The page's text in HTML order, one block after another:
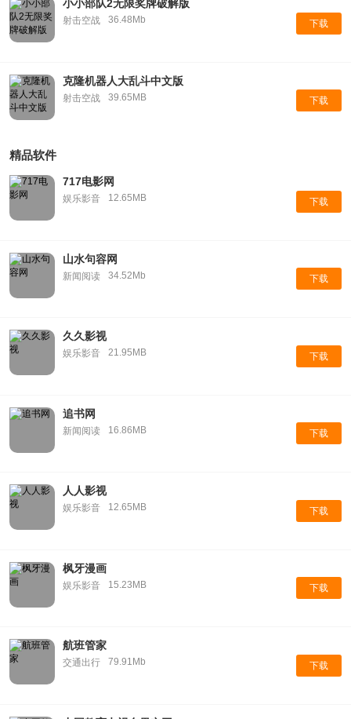
小小部队2无限奖牌破解版
射击空战 36.48Mb 下载
克隆机器人大乱斗中文版
射击空战 39.65MB 下载
精品软件
717电影网
娱乐影音 12.65MB 下载
山水句容网
新闻阅读 34.52Mb 下载
久久影视
娱乐影音 21.95MB 下载
追书网
新闻阅读 16.86MB 下载
人人影视
娱乐影音 12.65MB 下载
枫牙漫画
娱乐影音 15.23MB 下载
航班管家
交通出行 79.91Mb 下载